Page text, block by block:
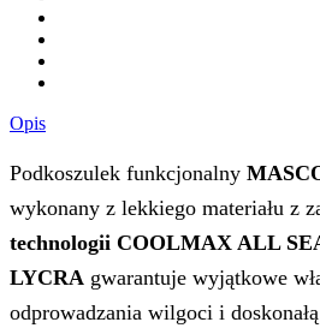
Opis
Podkoszulek funkcjonalny
wykonany z lekkiego materiału z
technologii COOLMAX ALL
LYCRA gwarantuje wyjątkowe
odprowadzania wilgoci i